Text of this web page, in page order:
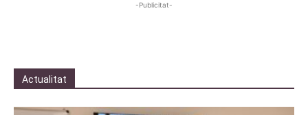
-Publicitat-
Actualitat